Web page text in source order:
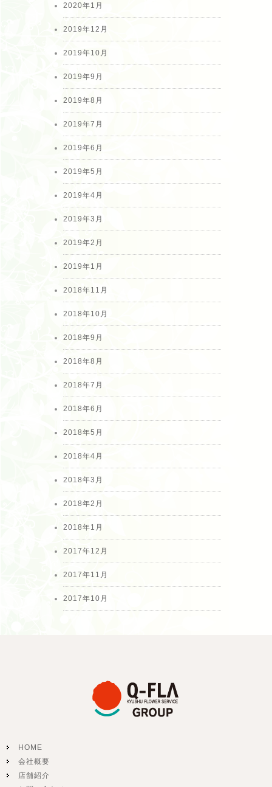
2020年1月
2019年12月
2019年10月
2019年9月
2019年8月
2019年7月
2019年6月
2019年5月
2019年4月
2019年3月
2019年2月
2019年1月
2018年11月
2018年10月
2018年9月
2018年8月
2018年7月
2018年6月
2018年5月
2018年4月
2018年3月
2018年2月
2018年1月
2017年12月
2017年11月
2017年10月
HOME
会社概要
店舗紹介